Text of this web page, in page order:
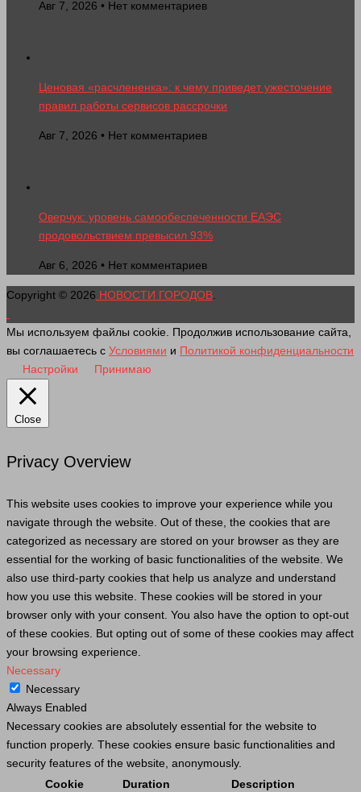
Авг 7, 2026 • Нет комментариев
Ценовая «расчлененка»: к чему приведет ужесточение
правил работы сервисов рассрочки
Авг 7, 2026 • Нет комментариев
Оверчук: уровень самообеспеченности ЕАЭС
продовольствием превысил 93%
Авг 6, 2026 • Нет комментариев
Copyright © 2026 НОВОСТИ ГОРОДОВ
Мы используем файлы cookie. Продолжив использование сайта,
вы соглашаетесь с Условиями и Политикой конфиденциальности
Настройки
Принимаю
Close
Privacy Overview
This website uses cookies to improve your experience while you
navigate through the website. Out of these, the cookies that are
categorized as necessary are stored on your browser as they are
essential for the working of basic functionalities of the website. We
also use third-party cookies that help us analyze and understand
how you use this website. These cookies will be stored in your
browser only with your consent. You also have the option to opt-out
of these cookies. But opting out of some of these cookies may affect
your browsing experience.
Necessary
Necessary
Always Enabled
Necessary cookies are absolutely essential for the website to
function properly. These cookies ensure basic functionalities and
security features of the website, anonymously.
Cookie
Duration Description